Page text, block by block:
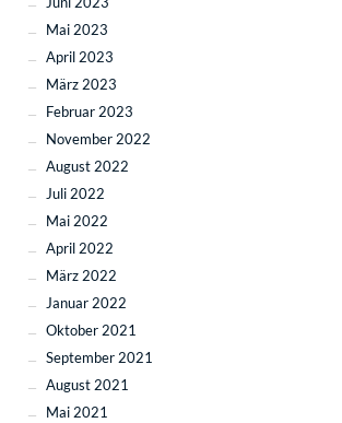
Mai 2023
April 2023
März 2023
Februar 2023
November 2022
August 2022
Juli 2022
Mai 2022
April 2022
März 2022
Januar 2022
Oktober 2021
September 2021
August 2021
Mai 2021